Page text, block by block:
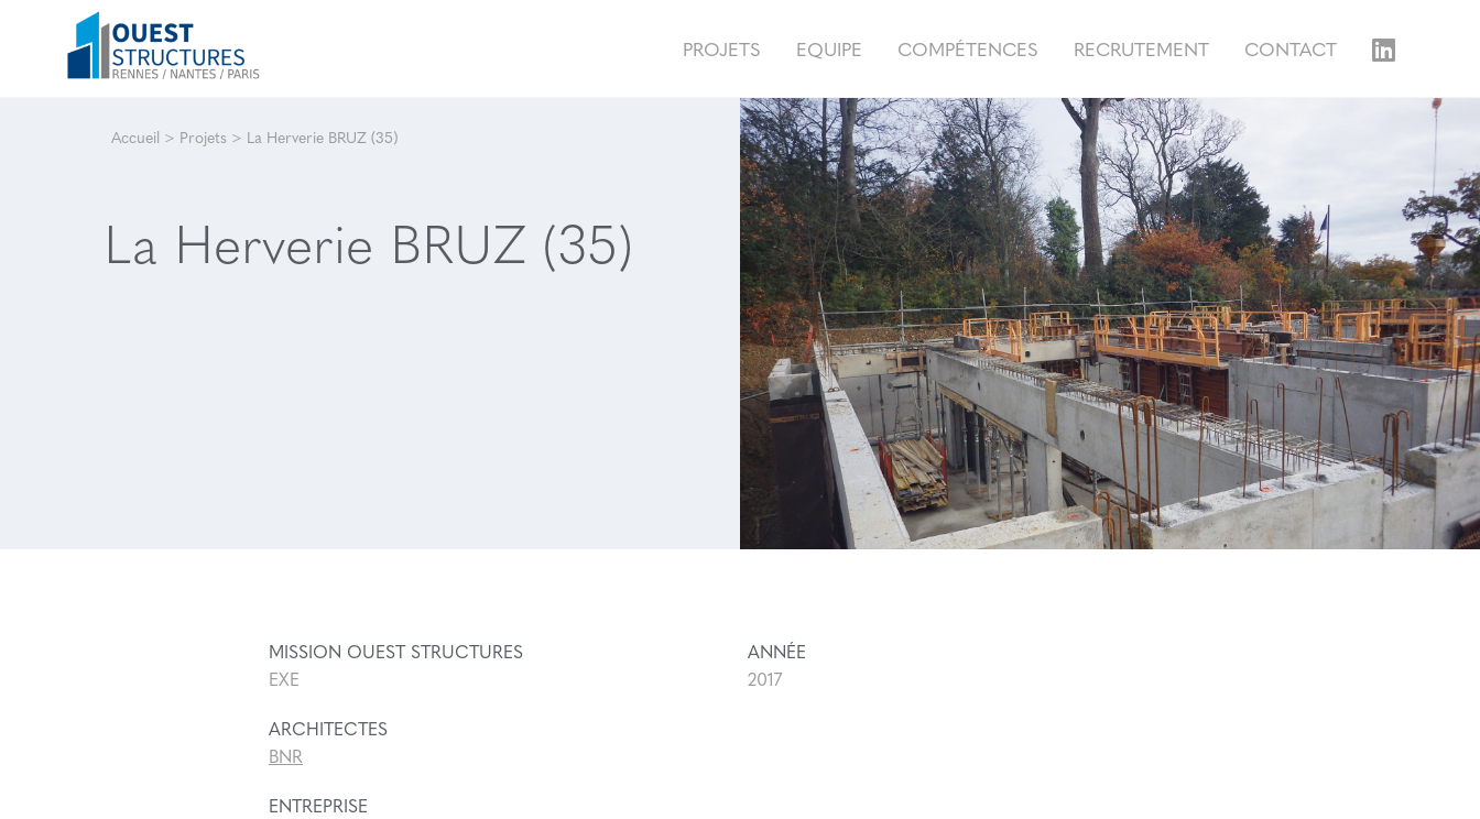
PROJETS EQUIPE COMPÉTENCES RECRUTEMENT CONTACT
Accueil > Projets > La Herverie BRUZ (35)
La Herverie BRUZ (35)
MISSION OUEST STRUCTURES
EXE
ARCHITECTES
BNR
ENTREPRISE
ANNÉE
2017